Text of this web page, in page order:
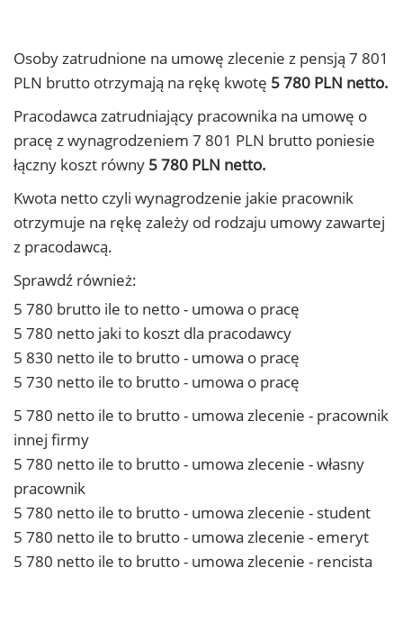
Osoby zatrudnione na umowę zlecenie z pensją 7 801
PLN brutto otrzymają na rękę kwotę 5 780 PLN netto.
Pracodawca zatrudniający pracownika na umowę o
pracę z wynagrodzeniem 7 801 PLN brutto poniesie
łączny koszt równy 5 780 PLN netto.
Kwota netto czyli wynagrodzenie jakie pracownik
otrzymuje na rękę zależy od rodzaju umowy zawartej
z pracodawcą.
Sprawdź również:
5 780 brutto ile to netto - umowa o pracę
5 780 netto jaki to koszt dla pracodawcy
5 830 netto ile to brutto - umowa o pracę
5 730 netto ile to brutto - umowa o pracę
5 780 netto ile to brutto - umowa zlecenie - pracownik
innej firmy
5 780 netto ile to brutto - umowa zlecenie - własny
pracownik
5 780 netto ile to brutto - umowa zlecenie - student
5 780 netto ile to brutto - umowa zlecenie - emeryt
5 780 netto ile to brutto - umowa zlecenie - rencista